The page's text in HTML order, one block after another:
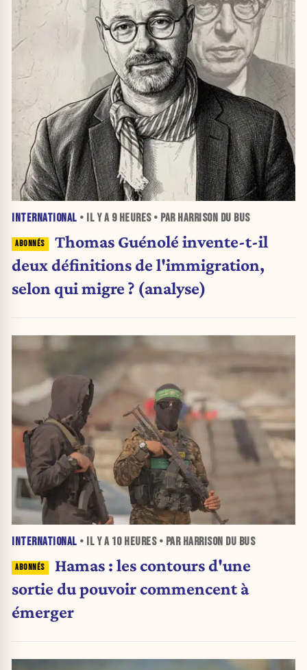
INTERNATIONAL • IL Y A 9 HEURES• PAR HARRISON DU BUS
Thomas Guénolé invente-t-il
deux définitions de l'immigration,
selon qui migre ? (analyse)
INTERNATIONAL • IL Y A 10 HEURES• PAR HARRISON DU BUS
Hamas : les contours d'une
sortie du pouvoir commencent à
émerger